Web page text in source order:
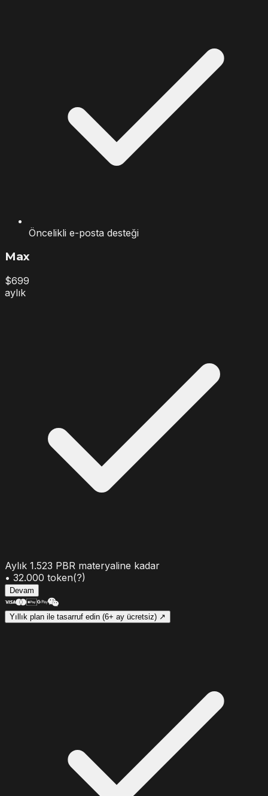
Öncelikli e-posta desteği
Max
$699
aylık
Aylık 1.523 PBR materyaline kadar
• 32.000 token(?)
Devam
Yıllık plan ile tasarruf edin (6+ ay ücretsiz) ↗